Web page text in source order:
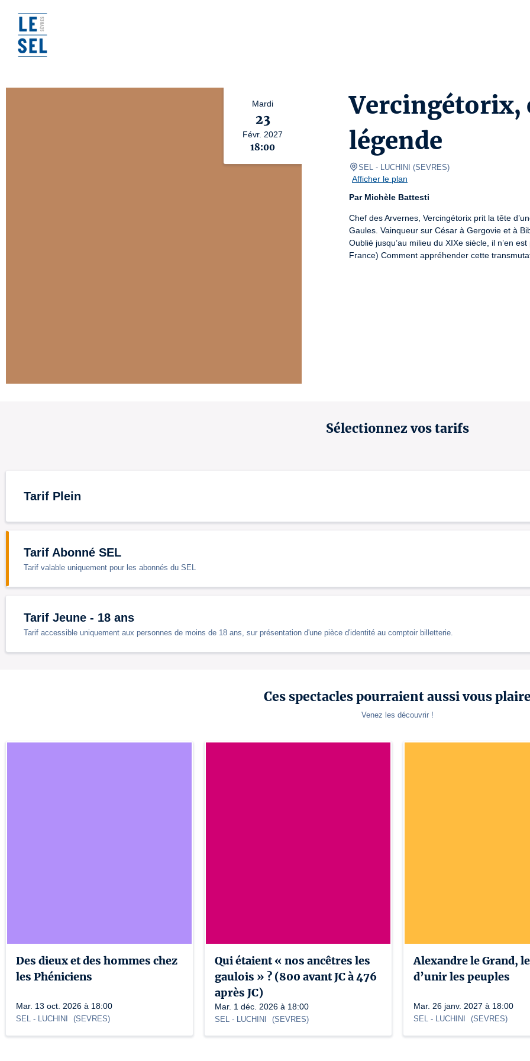
Mardi
23
Févr. 2027
18:00
Vercingétorix,
légende
SEL - LUCHINI (SEVRES)
Afficher le plan
Par Michèle Battesti
Chef des Arvernes, Vercingétorix prit la tête
Gaules. Vainqueur sur César à Gergovie et à
Oublié jusqu’au milieu du XIXe siècle, il n’en
France) Comment appréhender cette
Sélectionnez vos tarifs
Tarif Plein
Tarif Abonné SEL
Tarif valable uniquement pour les abonnés du SEL
Tarif Jeune - 18 ans
Tarif accessible uniquement aux personnes de moins de 18 ans, sur présentation d'une pièce d'identité au comptoir billetterie.
Ces spectacles pourraient aussi vous plaire
Venez les découvrir !
Des dieux et des hommes chez
les Phéniciens
Mar. 13 oct. 2026 à 18:00
SEL - LUCHINI (SEVRES)
Qui étaient « nos ancêtres les
gaulois » ? (800 avant JC à 476
après JC)
Mar. 1 déc. 2026 à 18:00
SEL - LUCHINI (SEVRES)
Alexandre le Grand,
d’unir les peuples
Mar. 26 janv. 2027 à 18:00
SEL - LUCHINI (SEVRES)